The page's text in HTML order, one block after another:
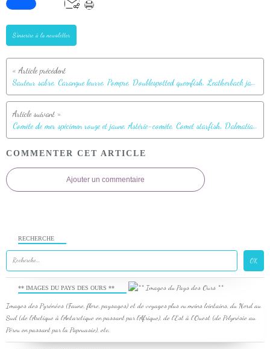
S'inscrire à la newsletter
Sauteur sabre, Carangue leurre, Pompre, Doublespotted queenfish, Leatherback jack (Scomberoides lysancarangue) - Moofushi - Atoll d'Ari - Maldives
Comète de mer spécimen rouge et jaune, Astérie-comète, Comet starfish, Dalmatian linckia starfish (Linckia multifora) - Moofushi - Atoll d'Ari - Maldives
COMMENTER CET ARTICLE
Ajouter un commentaire
RECHERCHE
** IMAGES DU PAYS DES OURS **
Images des Pyrénées (Faune, flore, paysages) et de voyages plus ou moins lointains, du Nord au
Sud (de l'Arctique à l'Antarctique en passant par l'Afrique), de l'Est à l'Ouest (de Polynésie au
Pérou en passant par la Papouasie), etc.